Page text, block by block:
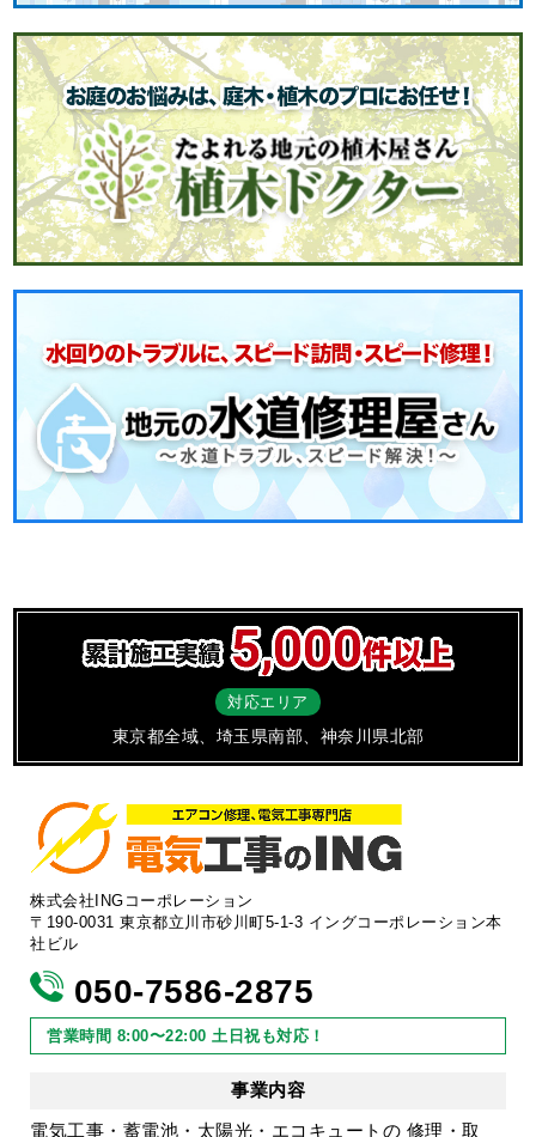
対応エリア
東京都全域、埼玉県南部、神奈川県北部
株式会社INGコーポレーション
〒190-0031 東京都立川市砂川町5-1-3 イングコーポレーション本
社ビル
050-7586-2875
営業時間 8:00〜22:00 土日祝も対応！
事業内容
電気工事・蓄電池・太陽光・エコキュートの 修理・取